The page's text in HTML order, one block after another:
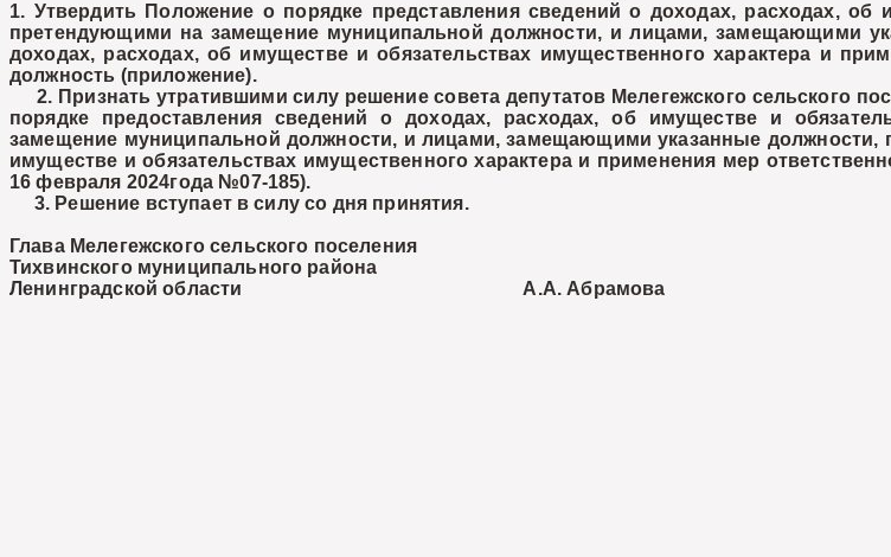
1. Утвердить Положение о порядке представления сведений о доходах, расходах, об
претендующими на замещение муниципальной должности, и лицами, замещающими
доходах, расходах, об имуществе и обязательствах имущественного характера и
должность (приложение).
2. Признать утратившими силу решение совета депутатов Мелегежского сельского
порядке предоставления сведений о доходах, расходах, об имуществе и
замещение муниципальной должности, и лицами, замещающими указанные должности,
имуществе и обязательствах имущественного характера и применения мер
16 февраля 2024года №07-185).
3. Решение вступает в силу со дня принятия.
Глава Мелегежского сельского поселения
Тихвинского муниципального района
Ленинградской области А.А.